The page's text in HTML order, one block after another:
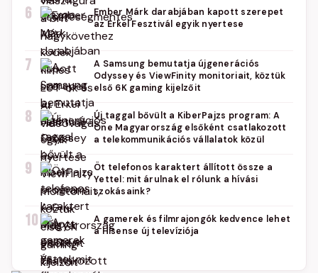
6
Ember Márk darabjában kapott szerepet
az Erkel Fesztivál egyik nyertese
7
A Samsung bemutatja újgenerációs
Odyssey és ViewFinity monitoriait, köztük
első 6K gaming kijelzőit
8
Új taggal bővült a KiberPajzs program: A
One Magyarország elsőként csatlakozott
a telekommunikációs vállalatok közül
9
Öt telefonos karaktert állított össze a
Yettel: mit árulnak el rólunk a hívási
szokásaink?
10
A gamerek és filmrajongók kedvence lehet
a Hisense új televíziója